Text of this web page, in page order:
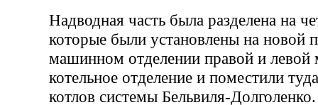
Надводная часть была разделена на
которые были установлены на новой
машинном отделении правой и левой
котельное отделение и поместили
котлов системы Бельвиля-